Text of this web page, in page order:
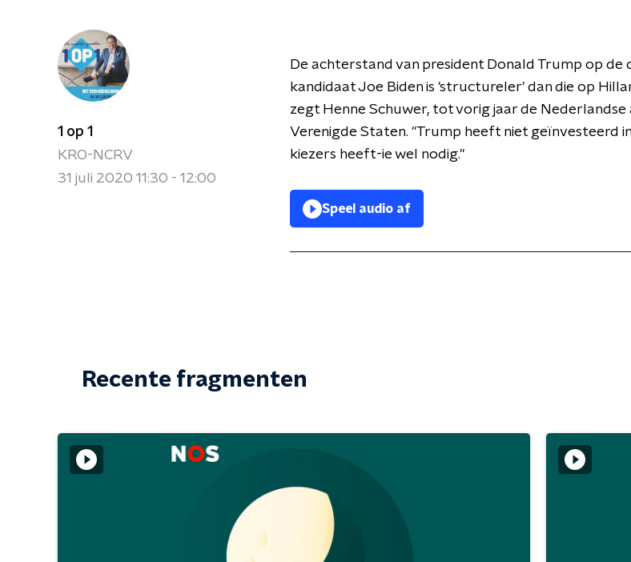
1 op 1
KRO-NCRV
31 juli 2020 11:30 - 12:00
De achterstand van president Donald Trump op de
kandidaat Joe Biden is 'structureler' dan die op
zegt Henne Schuwer, tot vorig jaar de Nederlandse
Verenigde Staten. "Trump heeft niet geïnvesteerd
kiezers heeft-ie wel nodig."
Speel audio af
Recente fragmenten